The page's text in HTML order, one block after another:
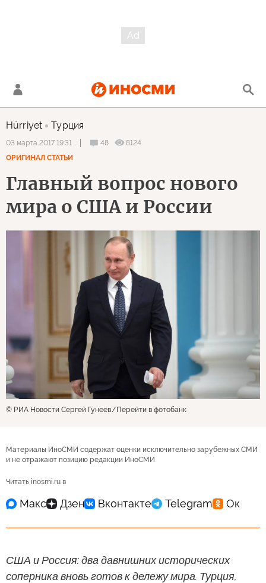
Hürriyet Турция
03 марта 2017 19:31 48
8124
ОРИГИНАЛ СТАТЬИ
Главный вопрос нового
мира о США и России
© РИА Новости Сергей Гунеев Перейти в фотобанк
Материалы ИноСМИ содержат оценки исключительно зарубежных СМИ
и не отражают позицию редакции ИноСМИ
Читать inosmi.ru в
США и Россия: два давнишних исторических
соперника вновь готов к дележу мира. Турция,